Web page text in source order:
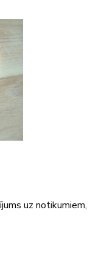
uz notikumiem,